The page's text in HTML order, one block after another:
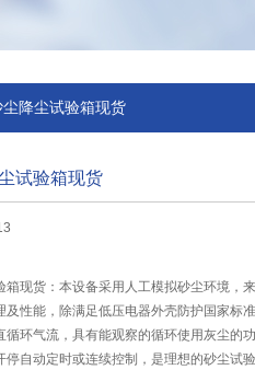
降尘试验箱现货
试验箱现货
箱现货：本设备采用人工模拟砂尘环境，
及性能，除满足低压电器外壳防护国家标
循环气流，具有能观察的循环使用灰尘的
自动定时或连续控制，是理想的砂尘试验